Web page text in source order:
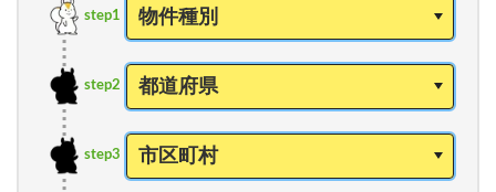
step1
step2
step3